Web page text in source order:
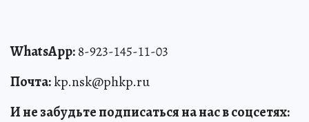
WhatsApp:8-923-145-11-03
Почта:kp.nsk@phkp.ru
И не забудьте подписаться на нас в соцсетях: